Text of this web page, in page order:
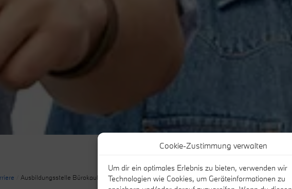
Cookie-Zustimmung verwalten
Um dir ein optimales Erlebnis zu bieten, verwenden wir
Technologien wie Cookies, um Geräteinformationen zu
Ausbildungsstelle Bürokaufmann/-frau 2026/2027